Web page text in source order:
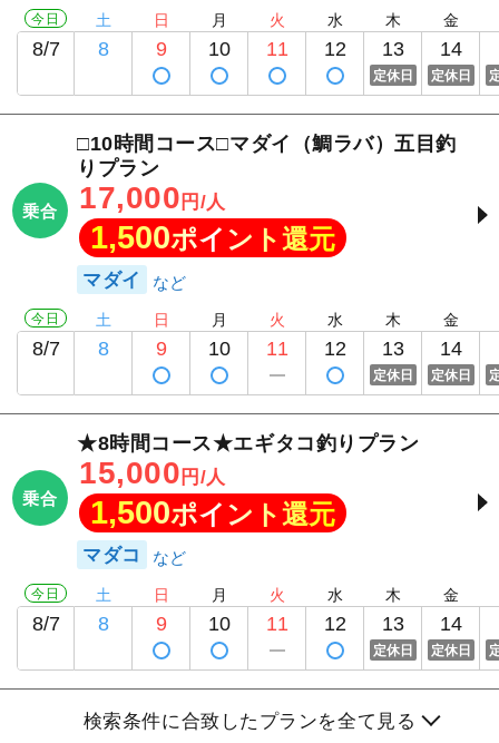
今日
8/7
土
8
日
9
月
10
火
11
水
12
木
13
定休日
金
14
定休日
乗合
□10時間コース□マダイ（鯛ラバ）五目釣
りプラン
17,000 円/人
1,500ポイント還元
マダイ
今日
8/7
土
8
日
9
月
10
火
11
水
12
木
13
定休日
金
14
定休日
乗合
★8時間コース★エギタコ釣りプラン
15,000 円/人
1,500ポイント還元
マダコ
今日
8/7
土
8
日
9
月
10
火
11
水
12
木
13
定休日
金
14
定休日
検索条件に合致したプランを全て見る